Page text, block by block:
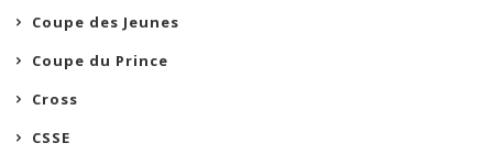
Coupe des Jeunes
Coupe du Prince
Cross
CSSE